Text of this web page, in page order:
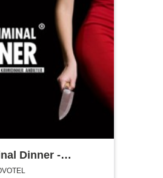
Dinner -
Schröder